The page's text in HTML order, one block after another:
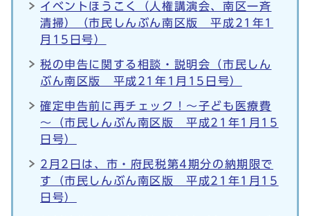
イベントほうこく（人権講演会、南区一斉
清掃）（市民しんぶん南区版 平成21年1
月15日号）
税の申告に関する相談・説明会（市民しん
ぶん南区版 平成21年1月15日号）
確定申告前に再チェック！～子ども医療費
～（市民しんぶん南区版 平成21年1月15
日号）
2月2日は、市・府民税第4期分の納期限で
す（市民しんぶん南区版 平成21年1月15
日号）